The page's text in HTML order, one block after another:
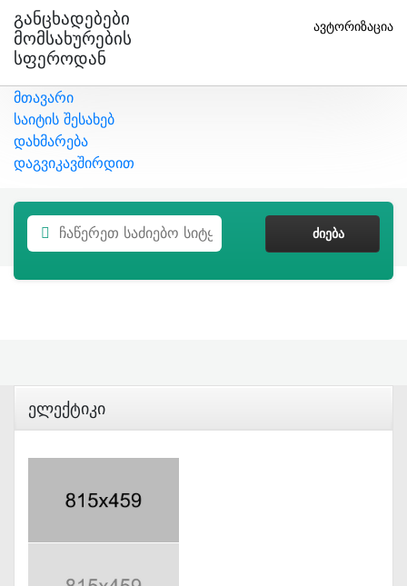
Განცხადებები
Მომსახურების
Სფეროდან
ავტორიზაცია
მთავარი
საიტის შესახებ
დახმარება
დაგვიკავშირდით
ᲫᲘᲔᲑᲐ
Ელექტიკი